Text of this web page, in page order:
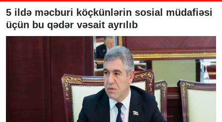
5 ildə məcburi köçkünlərin sosial müdafiəsi
üçün bu qədər vəsait ayrılıb